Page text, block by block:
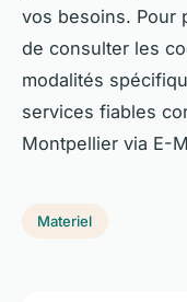
vos besoins. Pour
de consulter les
modalités
services fiables
Montpellier via E-
Materiel